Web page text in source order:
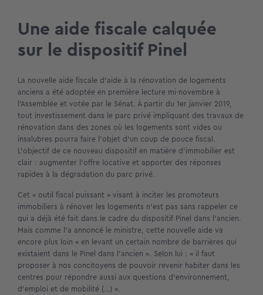
Une aide fiscale calquée
sur le dispositif Pinel
La nouvelle aide fiscale d’aide à la rénovation de logements
anciens a été adoptée en première lecture mi-novembre à
l’Assemblée et votée par le Sénat. À partir du 1er janvier 2019,
tout investissement dans le parc privé impliquant des travaux de
rénovation dans des zones où les logements sont vides ou
insalubres pourra faire l’objet d’un coup de pouce fiscal.
L’objectif de ce nouveau dispositif en matière d’immobilier est
clair : augmenter l’offre locative et apporter des réponses
rapides à la dégradation du parc privé.
Cet « outil fiscal puissant » visant à inciter les promoteurs
immobiliers à rénover les logements n’est pas sans rappeler ce
qui a déjà été fait dans le cadre du dispositif Pinel dans l’ancien.
Mais comme l’a annoncé le ministre, cette nouvelle aide va
encore plus loin « en levant un certain nombre de barrières qui
existaient dans le Pinel dans l’ancien ». Selon lui : « il faut
proposer à nos concitoyens de pouvoir revenir habiter dans les
centres pour répondre aussi aux questions d’environnement,
d’emploi et de mobilité (…) ».